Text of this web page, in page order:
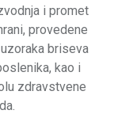
i promet
provedene
briseva
kao i
zdravstvene